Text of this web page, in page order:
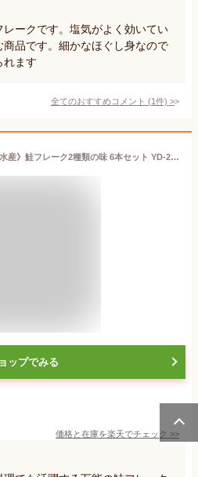
ークです。塩気がよく効いてい
品です。細かなほぐし身なので
れます
全てのおすすめコメント (1件) >
【ふるさと納税】《長根水産》鮭フレーク2種類の味 6本セット YD-265
ップでみる
価格と在庫を楽天でチェック >>